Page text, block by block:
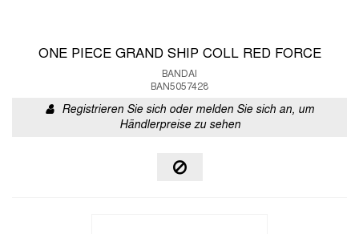
ONE PIECE GRAND SHIP COLL RED FORCE
BANDAI
BAN5057428
Registrieren Sie sich oder melden Sie sich an, um
Händlerpreise zu sehen